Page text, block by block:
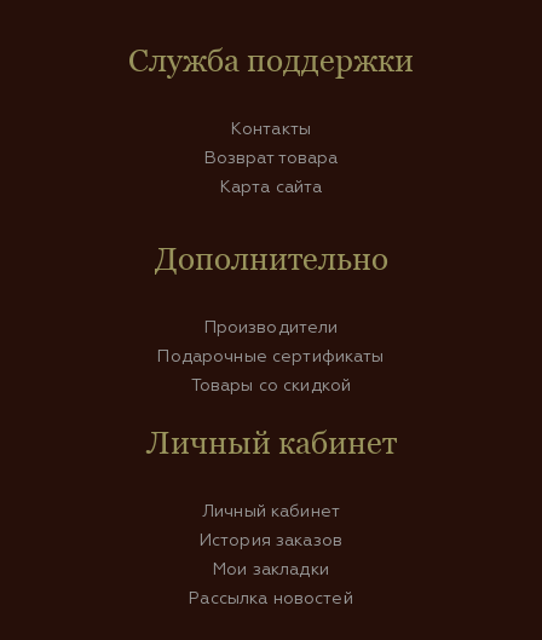
Служба поддержки
Контакты
Возврат товара
Карта сайта
Дополнительно
Производители
Подарочные сертификаты
Товары со скидкой
Личный кабинет
Личный кабинет
История заказов
Мои закладки
Рассылка новостей